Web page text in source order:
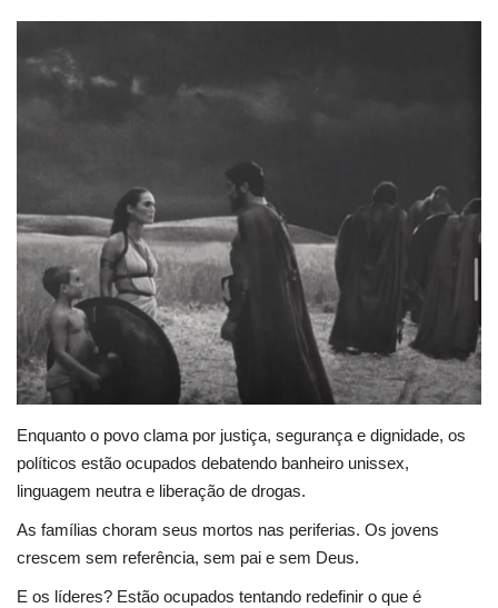
Política
Enquanto o povo clama por justiça, segurança e dignidade, os
políticos estão ocupados debatendo banheiro unissex,
linguagem neutra e liberação de drogas.
As famílias choram seus mortos nas periferias. Os jovens
crescem sem referência, sem pai e sem Deus.
E os líderes? Estão ocupados tentando redefinir o que é